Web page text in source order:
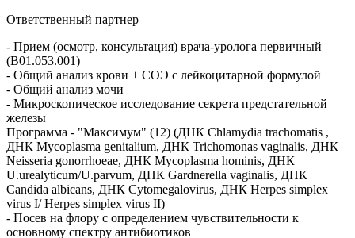
Ответственный партнер
- Прием (осмотр, консультация) врача-уролога первичный
(B01.053.001)
- Общий анализ крови + СОЭ с лейкоцитарной формулой
- Общий анализ мочи
- Микроскопическое исследование секрета предстательной
железы
Программа - "Максимум" (12) (ДНК Chlamydia trachomatis ,
ДНК Mycoplasma genitalium, ДНК Trichomonas vaginalis, ДНК
Neisseria gonorrhoeae, ДНК Mycoplasma hominis, ДНК
U.urealyticum/U.parvum, ДНК Gardnerella vaginalis, ДНК
Candida albicans, ДНК Cytomegalovirus, ДНК Herpes simplex
virus I/ Herpes simplex virus II)
- Посев нa флору c определением чувствительности к
основному спектру антибиотиков